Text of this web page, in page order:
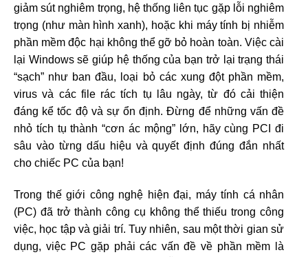
giảm sút nghiêm trọng, hệ thống liên tục gặp lỗi nghiêm
trọng (như màn hình xanh), hoặc khi máy tính bị nhiễm
phần mềm độc hại không thể gỡ bỏ hoàn toàn. Việc cài
lại Windows sẽ giúp hệ thống của bạn trở lại trạng thái
“sạch” như ban đầu, loại bỏ các xung đột phần mềm,
virus và các file rác tích tụ lâu ngày, từ đó cải thiện
đáng kể tốc độ và sự ổn định. Đừng để những vấn đề
nhỏ tích tụ thành “cơn ác mộng” lớn, hãy cùng PCI đi
sâu vào từng dấu hiệu và quyết định đúng đắn nhất
cho chiếc PC của bạn!
Trong thế giới công nghệ hiện đại, máy tính cá nhân
(PC) đã trở thành công cụ không thể thiếu trong công
việc, học tập và giải trí. Tuy nhiên, sau một thời gian sử
dụng, việc PC gặp phải các vấn đề về phần mềm là